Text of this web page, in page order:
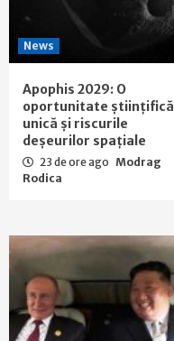
News
Apophis 2029: O
oportunitate științifică
unică și riscurile
deșeurilor spațiale
23 de ore ago Modrag
Rodica